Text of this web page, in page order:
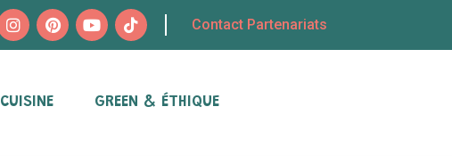
Contact Partenariats
CUISINE GREEN & ÉTHIQUE